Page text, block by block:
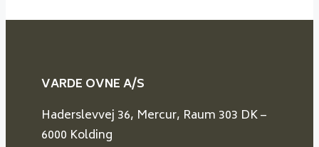
VARDE OVNE A/S
Haderslevvej 36, Mercur, Raum 303 DK –
6000 Kolding